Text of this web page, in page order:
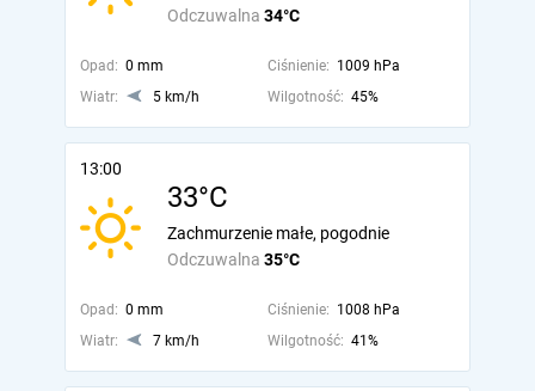
Odczuwalna 34°C
Opad: 0 mm Ciśnienie: 1009 hPa
Wiatr:
5 km/h Wilgotność: 45%
13:00
33°C
Odczuwalna 35°C
Zachmurzenie małe, pogodnie
Opad: 0 mm Ciśnienie: 1008 hPa
Wiatr:
7 km/h Wilgotność: 41%